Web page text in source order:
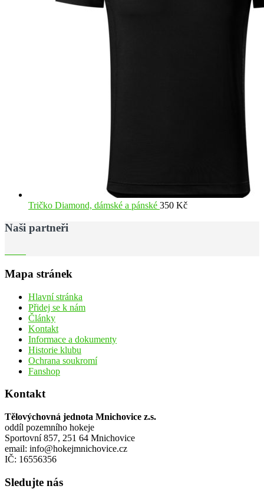
Tričko Diamond, dámské a pánské 350 Kč
Naši partneři
Mapa stránek
Hlavní stránka
Přidej se k nám
Články
Kontakt
Informace a dokumenty
Historie klubu
Ochrana soukromí
Fanshop
Kontakt
Tělovýchovná jednota Mnichovice z.s.
oddíl pozemního hokeje
Sportovní 857, 251 64 Mnichovice
email: info@hokejmnichovice.cz
IČ: 16556356
Sledujte nás